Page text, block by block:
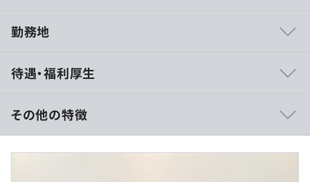
◎コードレビュー実施
◎スクラムをベースとしたアジャイルな開発環境でスピー
ディな開発を実現
◎改善を常に回し続けるための「ふりかえり」実施
勤務地
待遇・福利厚生
【年収600万円の場合】
■賃金形態：年俸制（年俸を12分割）
その他の特徴